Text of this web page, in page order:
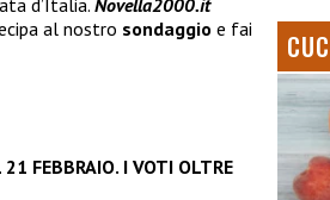
d’Italia. Novella2000.it
al nostro sondaggio e fai
FEBBRAIO. I VOTI OLTRE